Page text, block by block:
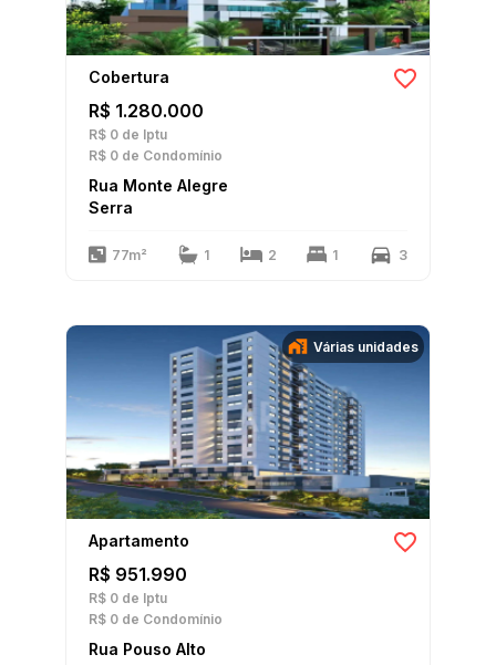
Cobertura
R$ 1.280.000
R$ 0 de Iptu
R$ 0 de Condomínio
Rua Monte Alegre
Serra
77m² 1 2 1 3
Várias unidades
Apartamento
R$ 951.990
R$ 0 de Iptu
R$ 0 de Condomínio
Rua Pouso Alto